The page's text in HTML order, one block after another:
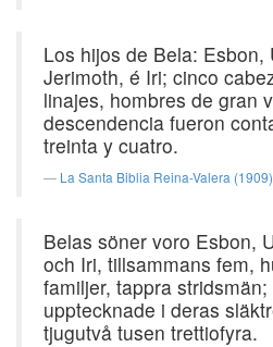
Los hijos de Bela: Esbon,
Jerimoth, é Iri; cinco
linajes, hombres de gran
descendencia fueron
treinta y cuatro.
La Santa Biblia Reina-Valera (1909)
Belas söner voro Esbon,
och Iri, tillsammans fem,
familjer, tappra
upptecknade i deras
tjugutvå tusen trettiofyra.